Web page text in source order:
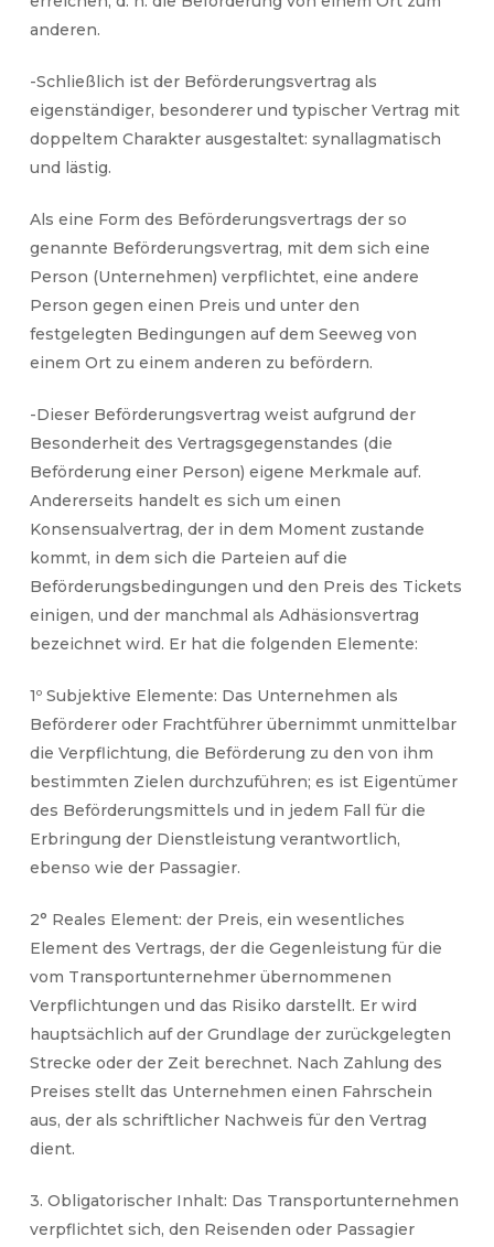
anderen.
-Schließlich ist der Beförderungsvertrag als
eigenständiger, besonderer und typischer Vertrag mit
doppeltem Charakter ausgestaltet: synallagmatisch
und lästig.
Als eine Form des Beförderungsvertrags der so
genannte Beförderungsvertrag, mit dem sich eine
Person (Unternehmen) verpflichtet, eine andere
Person gegen einen Preis und unter den
festgelegten Bedingungen auf dem Seeweg von
einem Ort zu einem anderen zu befördern.
-Dieser Beförderungsvertrag weist aufgrund der
Besonderheit des Vertragsgegenstandes (die
Beförderung einer Person) eigene Merkmale auf.
Andererseits handelt es sich um einen
Konsensualvertrag, der in dem Moment zustande
kommt, in dem sich die Parteien auf die
Beförderungsbedingungen und den Preis des Tickets
einigen, und der manchmal als Adhäsionsvertrag
bezeichnet wird. Er hat die folgenden Elemente:
1º Subjektive Elemente: Das Unternehmen als
Beförderer oder Frachtführer übernimmt unmittelbar
die Verpflichtung, die Beförderung zu den von ihm
bestimmten Zielen durchzuführen; es ist Eigentümer
des Beförderungsmittels und in jedem Fall für die
Erbringung der Dienstleistung verantwortlich,
ebenso wie der Passagier.
2° Reales Element: der Preis, ein wesentliches
Element des Vertrags, der die Gegenleistung für die
vom Transportunternehmer übernommenen
Verpflichtungen und das Risiko darstellt. Er wird
hauptsächlich auf der Grundlage der zurückgelegten
Strecke oder der Zeit berechnet. Nach Zahlung des
Preises stellt das Unternehmen einen Fahrschein
aus, der als schriftlicher Nachweis für den Vertrag
dient.
3. Obligatorischer Inhalt: Das Transportunternehmen
verpflichtet sich, den Reisenden oder Passagier